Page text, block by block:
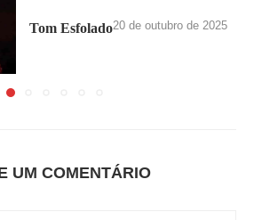
Tom Esfolado20 de outubro de 2025
UM COMENTÁRIO